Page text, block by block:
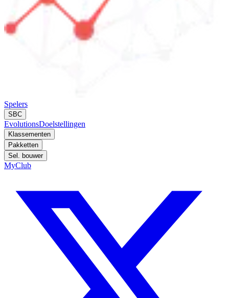
Spelers
SBC
EvolutionsDoelstellingen
Klassementen
Pakketten
Sel. bouwer
MyClub